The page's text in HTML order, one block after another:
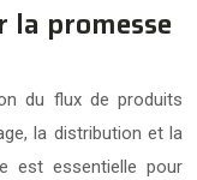
promesse
du flux de produits
la distribution et la
est essentielle pour